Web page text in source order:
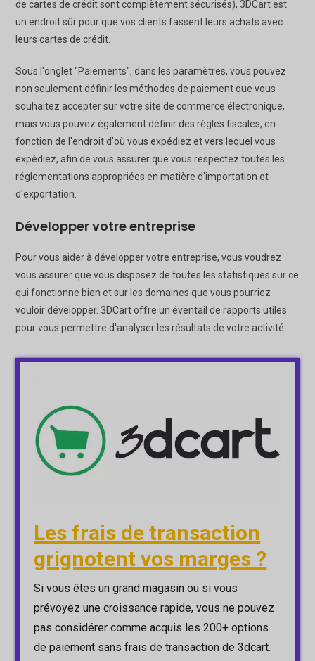
de cartes de crédit sont complètement sécurisés), 3DCart est
un endroit sûr pour que vos clients fassent leurs achats avec
leurs cartes de crédit.
Sous l'onglet "Paiements", dans les paramètres, vous pouvez
non seulement définir les méthodes de paiement que vous
souhaitez accepter sur votre site de commerce électronique,
mais vous pouvez également définir des règles fiscales, en
fonction de l'endroit d'où vous expédiez et vers lequel vous
expédiez, afin de vous assurer que vous respectez toutes les
réglementations appropriées en matière d'importation et
d'exportation.
Développer votre entreprise
Pour vous aider à développer votre entreprise, vous voudrez
vous assurer que vous disposez de toutes les statistiques sur ce
qui fonctionne bien et sur les domaines que vous pourriez
vouloir développer. 3DCart offre un éventail de rapports utiles
pour vous permettre d'analyser les résultats de votre activité.
Les frais de transaction
grignotent vos marges ?
Si vous êtes un grand magasin ou si vous
prévoyez une croissance rapide, vous ne pouvez
pas considérer comme acquis les 200+ options
de paiement sans frais de transaction de 3dcart.